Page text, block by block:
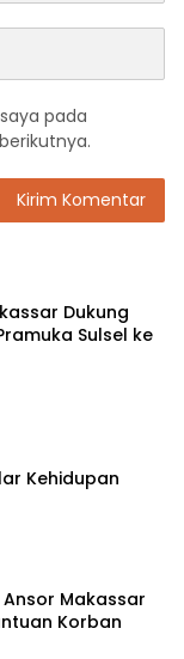
pada
Dukung
Sulsel ke
Kehidupan
Ansor Makassar
Korban